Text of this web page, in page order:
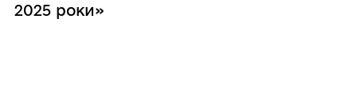
2025 роки»